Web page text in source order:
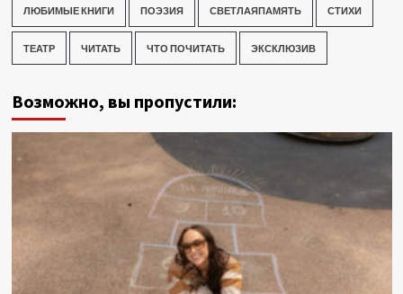
ЛЮБИМЫЕ КНИГИ ПОЭЗИЯ СВЕТЛАЯПАМЯТЬ СТИХИ
ТЕАТР ЧИТАТЬ ЧТО ПОЧИТАТЬ ЭКСКЛЮЗИВ
Возможно, вы пропустили: